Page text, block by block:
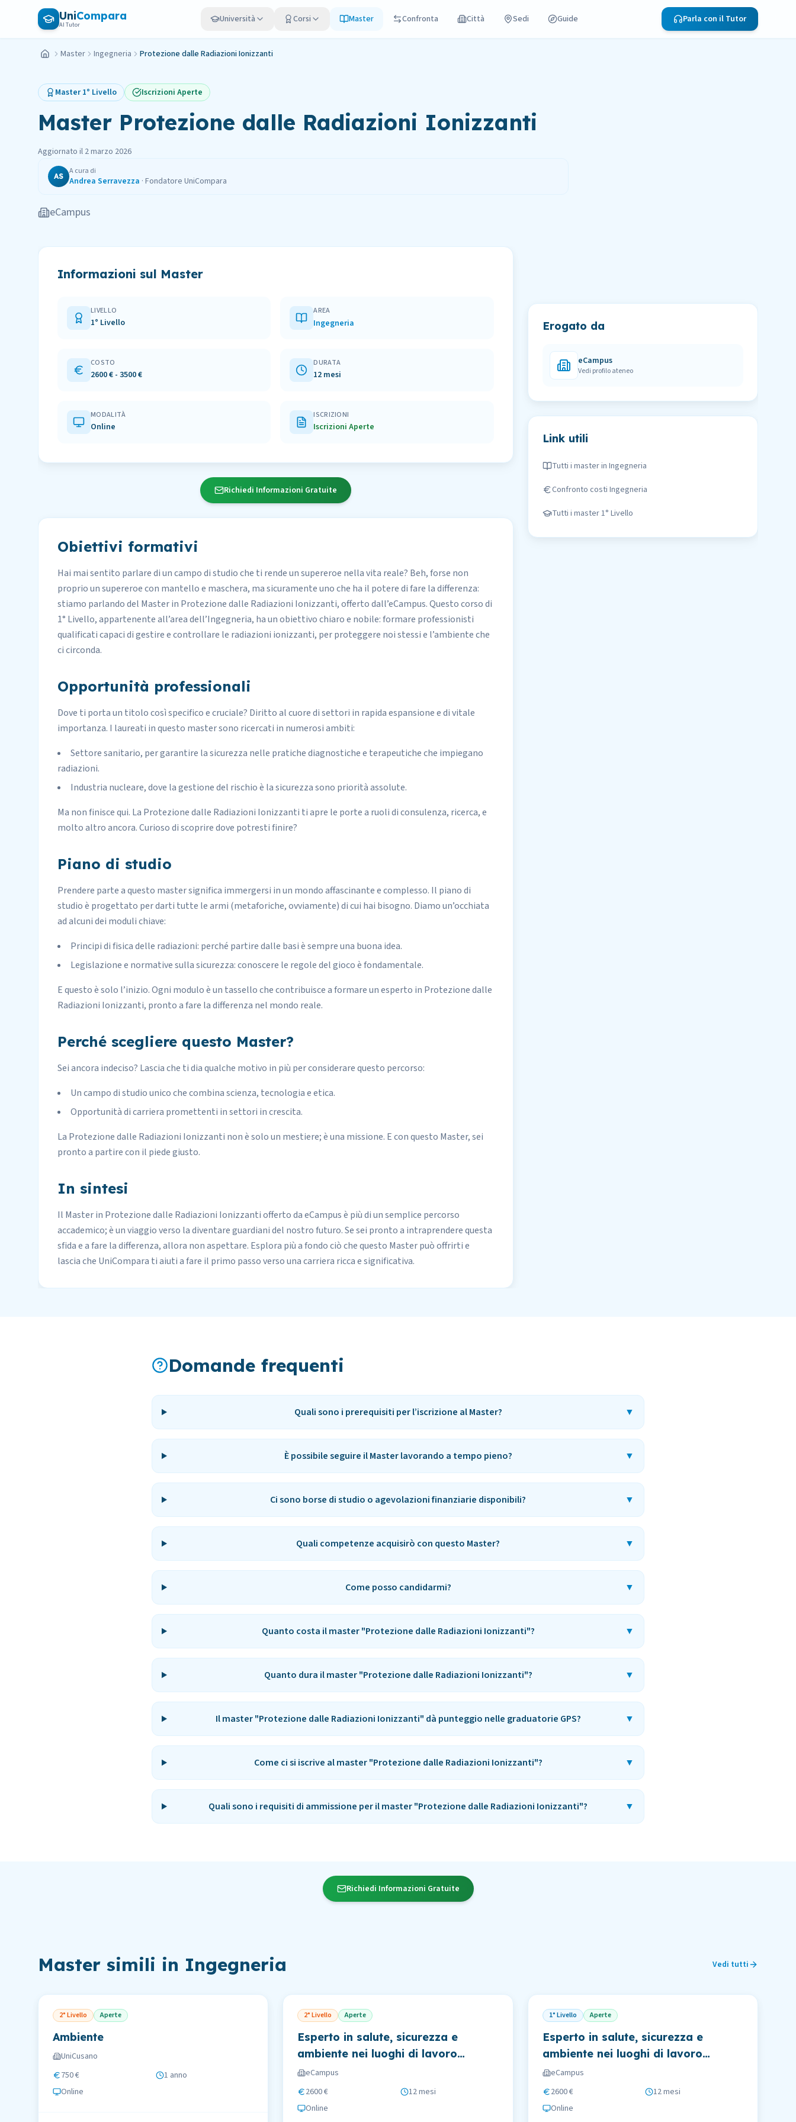
Vai al contenuto principale
UniCompara
AI Tutor Università Corsi Master Confronta Città Sedi Guide Parla con il Tutor
Home Master Ingegneria Protezione dalle Radiazioni Ionizzanti
Master1° Livello Iscrizioni Aperte
Master Protezione dalle Radiazioni Ionizzanti
Aggiornato il 2 marzo 2026
AS
A cura di
Andrea Serravezza · Fondatore UniCompara
eCampus
Informazioni sul Master
LIVELLO
1° Livello
AREA
Ingegneria
COSTO
2600 € - 3500 €
DURATA
12 mesi
MODALITÀ
Online
ISCRIZIONI
Iscrizioni Aperte
Richiedi Informazioni Gratuite
Obiettivi formativi
Hai mai sentito parlare di un campo di studio che ti rende un supereroe nella vita reale? Beh, forse non
proprio un supereroe con mantello e maschera, ma sicuramente uno che ha il potere di fare la differenza:
stiamo parlando del Master in Protezione dalle Radiazioni Ionizzanti, offerto dall’eCampus. Questo corso di
1° Livello, appartenente all’area dell’Ingegneria, ha un obiettivo chiaro e nobile: formare professionisti
qualificati capaci di gestire e controllare le radiazioni ionizzanti, per proteggere noi stessi e l’ambiente che
ci circonda.
Opportunità professionali
Dove ti porta un titolo così specifico e cruciale? Diritto al cuore di settori in rapida espansione e di vitale
importanza. I laureati in questo master sono ricercati in numerosi ambiti:
Settore sanitario, per garantire la sicurezza nelle pratiche diagnostiche e terapeutiche che impiegano
radiazioni.
Industria nucleare, dove la gestione del rischio è la sicurezza sono priorità assolute.
Ma non finisce qui. La Protezione dalle Radiazioni Ionizzanti ti apre le porte a ruoli di consulenza, ricerca, e
molto altro ancora. Curioso di scoprire dove potresti finire?
Piano di studio
Prendere parte a questo master significa immergersi in un mondo affascinante e complesso. Il piano di
studio è progettato per darti tutte le armi (metaforiche, ovviamente) di cui hai bisogno. Diamo un’occhiata
ad alcuni dei moduli chiave:
Principi di fisica delle radiazioni: perché partire dalle basi è sempre una buona idea.
Legislazione e normative sulla sicurezza: conoscere le regole del gioco è fondamentale.
E questo è solo l’inizio. Ogni modulo è un tassello che contribuisce a formare un esperto in Protezione dalle
Radiazioni Ionizzanti, pronto a fare la differenza nel mondo reale.
Perché scegliere questo Master?
Sei ancora indeciso? Lascia che ti dia qualche motivo in più per considerare questo percorso:
Un campo di studio unico che combina scienza, tecnologia e etica.
Opportunità di carriera promettenti in settori in crescita.
La Protezione dalle Radiazioni Ionizzanti non è solo un mestiere; è una missione. E con questo Master, sei
pronto a partire con il piede giusto.
In sintesi
Il Master in Protezione dalle Radiazioni Ionizzanti offerto da eCampus è più di un semplice percorso
accademico; è un viaggio verso la diventare guardiani del nostro futuro. Se sei pronto a intraprendere questa
sfida e a fare la differenza, allora non aspettare. Esplora più a fondo ciò che questo Master può offrirti e
lascia che UniCompara ti aiuti a fare il primo passo verso una carriera ricca e significativa.
Erogato da
eCampus
Vedi profilo ateneo
Link utili
Tutti i master in Ingegneria
Confronto costi Ingegneria
Tutti i master1° Livello
Domande frequenti
Quali sono i prerequisiti per l’iscrizione al Master? ▼
È possibile seguire il Master lavorando a tempo pieno? ▼
Ci sono borse di studio o agevolazioni finanziarie disponibili? ▼
Quali competenze acquisirò con questo Master? ▼
Come posso candidarmi? ▼
Quanto costa il master "Protezione dalle Radiazioni Ionizzanti"? ▼
Quanto dura il master "Protezione dalle Radiazioni Ionizzanti"? ▼
Il master "Protezione dalle Radiazioni Ionizzanti" dà punteggio nelle graduatorie GPS? ▼
Come ci si iscrive al master "Protezione dalle Radiazioni Ionizzanti"? ▼
Quali sono i requisiti di ammissione per il master "Protezione dalle Radiazioni Ionizzanti"? ▼
Richiedi Informazioni Gratuite
Master simili in Ingegneria Vedi tutti
2° Livello Aperte
Ambiente
UniCusano
750 €
1 anno
Online
2° Livello Aperte
Esperto in salute, sicurezza e
ambiente nei luoghi di lavoro
pubblici e privati - HSE
management
eCampus
2600 €
12 mesi
Online
1° Livello Aperte
Esperto in salute, sicurezza e
ambiente nei luoghi di lavoro
pubblici e privati - HSE
management
eCampus
2600 €
12 mesi
Online